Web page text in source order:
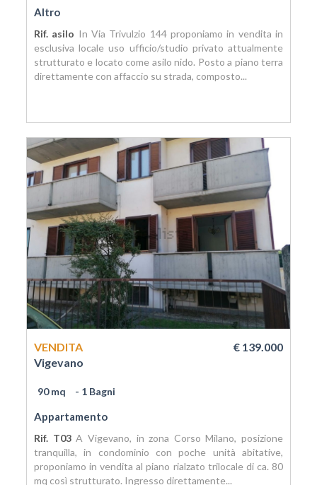
Altro
Rif. asilo In Via Trivulzio 144 proponiamo in vendita in
esclusiva locale uso ufficio/studio privato attualmente
strutturato e locato come asilo nido. Posto a piano terra
direttamente con affaccio su strada, composto...
VENDITA
€ 139.000
Vigevano
90 mq - 1 Bagni
Appartamento
Rif. T03A Vigevano, in zona Corso Milano, posizione
tranquilla, in condominio con poche unità abitative,
proponiamo in vendita al piano rialzato trilocale di ca. 80
mq così strutturato. Ingresso direttamente...